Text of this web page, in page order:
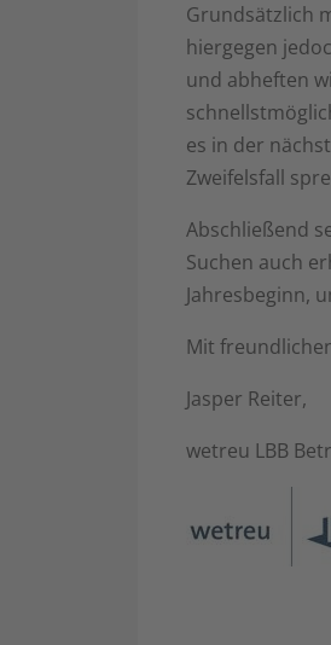
Grundsätzlich
hiergegen
und abheften
es in der
Zweifelsfall
Abschließend
Suchen auch
Jahresbeginn,
Mit
Jasper Reiter,
wetreu LBB